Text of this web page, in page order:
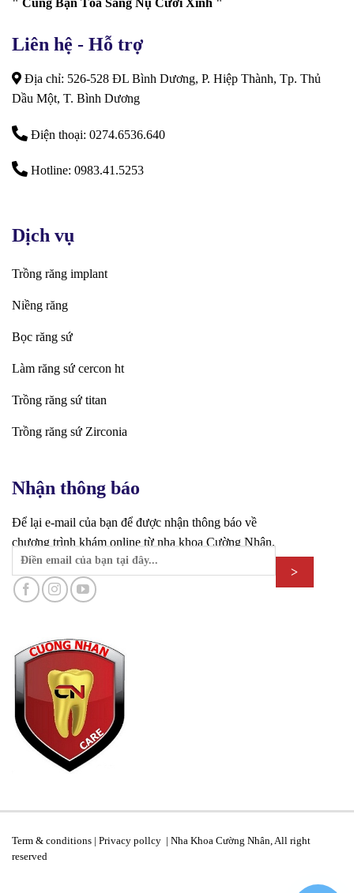
" Cùng Bạn Tỏa Sáng Nụ Cười Xinh "
Liên hệ - Hỗ trợ
Địa chỉ: 526-528 ĐL Bình Dương, P. Hiệp Thành, Tp. Thủ
Dầu Một, T. Bình Dương
Điện thoại: 0274.6536.640
Hotline: 0983.41.5253
Dịch vụ
Trồng răng implant
Niềng răng
Bọc răng sứ
Làm răng sứ cercon ht
Trồng răng sứ titan
Trồng răng sứ Zirconia
Nhận thông báo
Để lại e-mail của bạn để được nhận thông báo về
chương trình khám online từ nha khoa Cường Nhân.
Term & conditions | Privacy pollcy | Nha Khoa Cường Nhân, All right
reserved